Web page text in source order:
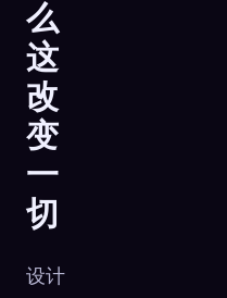
么
这
改
变
一
切
设计